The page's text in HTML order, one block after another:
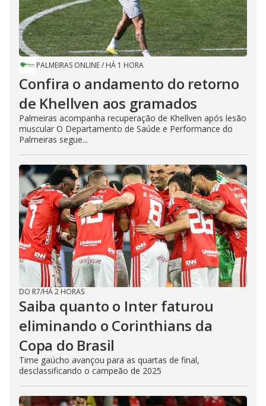
PALMEIRAS ONLINE/ HÁ 1 HORA
Confira o andamento do retorno
de Khellven aos gramados
Palmeiras acompanha recuperação de Khellven após lesão
muscular O Departamento de Saúde e Performance do
Palmeiras segue...
DO R7/HÁ 2 HORAS
Saiba quanto o Inter faturou
eliminando o Corinthians da
Copa do Brasil
Time gaúcho avançou para as quartas de final,
desclassificando o campeão de 2025